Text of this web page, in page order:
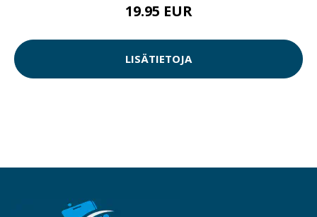
19.95 EUR
LISÄTIETOJA